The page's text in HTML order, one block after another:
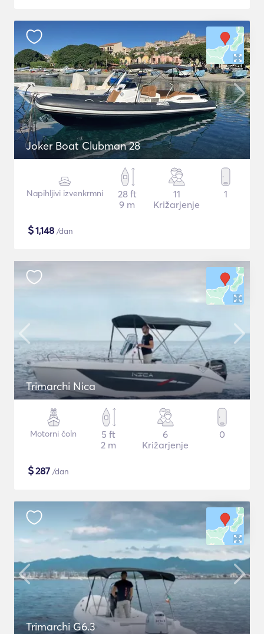
Joker Boat Clubman 28
Napihljivi izvenkrmni
28 ft
9 m
11
Križarjenje
1
$1,148 /dan
Trimarchi Nica
Motorni čoln
5 ft
2 m
6
Križarjenje
0
$287 /dan
Trimarchi G6.3